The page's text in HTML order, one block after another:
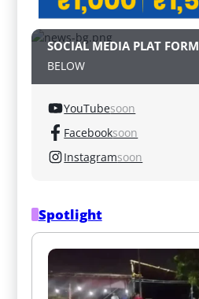
SOCIAL MEDIA PLAT FORM
BELOW
YouTubesoon
Facebooksoon
Instagramsoon
Spotlight